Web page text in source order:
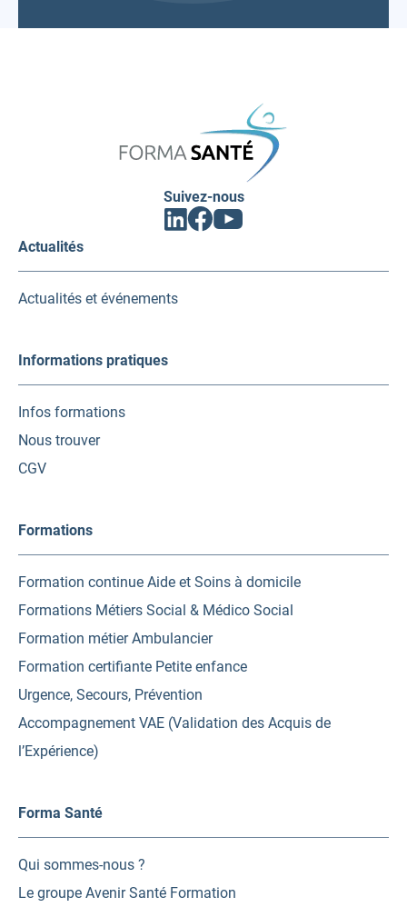
Suivez-nous
Linkedin
(ouvrir
nouvel
Facebook
(ouvrir
nouvel
Youtube
(ouvrir
nouvel
Actualités
Actualités et événements
Informations pratiques
Infos formations
Nous trouver
CGV
Formations
Formation continue Aide et Soins à domicile
Formations Métiers Social & Médico Social
Formation métier Ambulancier
Formation certifiante Petite enfance
Urgence, Secours, Prévention
Accompagnement VAE (Validation des Acquis de
l’Expérience)
Forma Santé
Qui sommes-nous ?
Le groupe Avenir Santé Formation